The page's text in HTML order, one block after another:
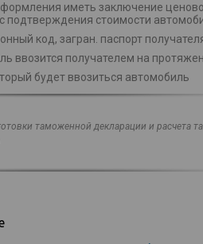
иметь заключение
подтверждения стоимости
код, загран. паспорт
ввозится получателем на
будет ввозиться автомобиль
таможенной декларации и расчета